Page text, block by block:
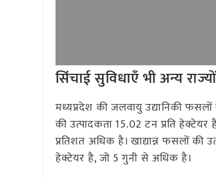
सिंचाई सुविधाएँ भी अन्य
मध्यप्रदेश की जलवायु उद्यानिकी
की उत्पादकता 15.02 टन प्रति
प्रतिशत अधिक है। खाद्यान्न फसलों की
हेक्टेयर है, जो 5 गुनी से अधिक है।